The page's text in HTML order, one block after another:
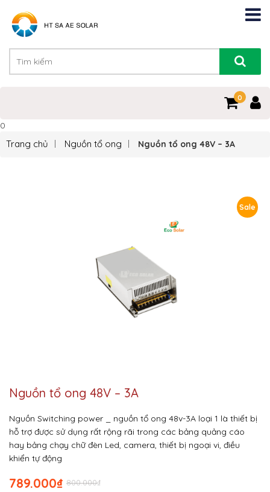
0
0
Trang chủ Nguồn tổ ong Nguồn tổ ong 48V – 3A
Sale
Nguồn tổ ong 48V – 3A
Nguồn Switching power _ nguồn tổ ong 48v-3A loại 1 là thiết bị
hỗ trợ được sử dụng rất rộng rãi trong các bảng quảng cáo
hay bảng chạy chữ đèn Led, camera, thiết bị ngoại vi, điều
khiển tự động
₫
800.000
₫
789.000